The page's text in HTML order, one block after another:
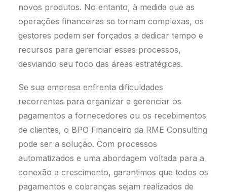
novos produtos. No entanto, à medida que as
operações financeiras se tornam complexas, os
gestores podem ser forçados a dedicar tempo e
recursos para gerenciar esses processos,
desviando seu foco das áreas estratégicas.
Se sua empresa enfrenta dificuldades
recorrentes para organizar e gerenciar os
pagamentos a fornecedores ou os recebimentos
de clientes, o BPO Financeiro da RME Consulting
pode ser a solução. Com processos
automatizados e uma abordagem voltada para a
conexão e crescimento, garantimos que todos os
pagamentos e cobranças sejam realizados de